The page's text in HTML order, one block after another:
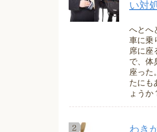
い対
へとへ
車に乗
席に座
で、体
座った
たにも
ょうか
わき